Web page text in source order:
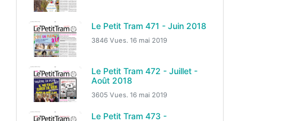
Le Petit Tram 471 - Juin 2018
3846 Vues. 16 mai 2019
Le Petit Tram 472 - Juillet -
Août 2018
3605 Vues. 16 mai 2019
Le Petit Tram 473 -